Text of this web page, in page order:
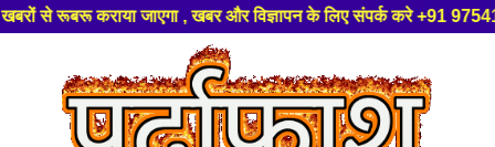
, खबर और विज्ञापन के लिए संपर्क करे +91 97541 60816 ,हमारे